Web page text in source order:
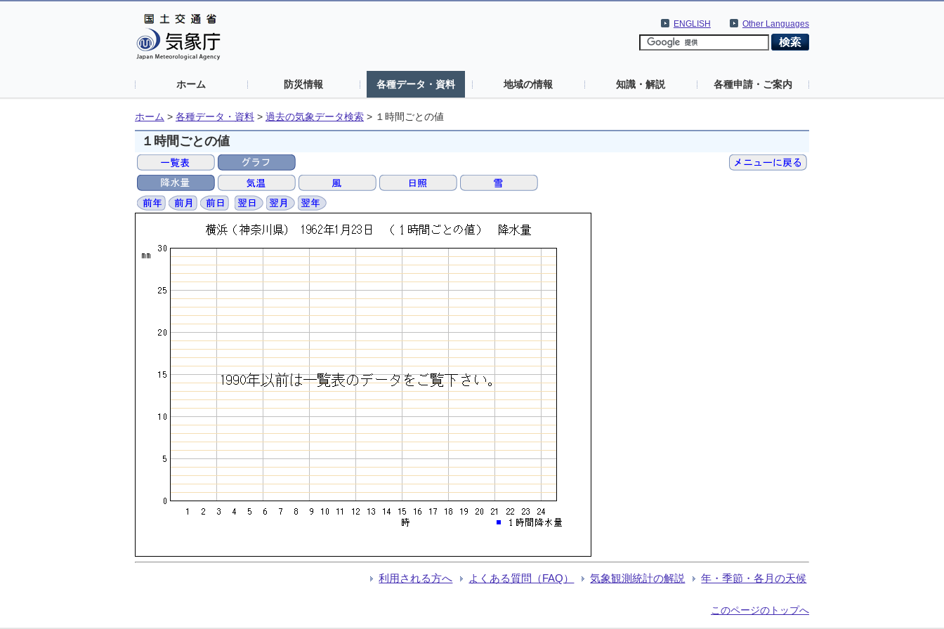
Other Languages
ENGLISH
ホーム 防災情報 各種データ・資料 地域の情報 知識・解説 各種申請・ご案内
ホーム > 各種データ・資料 > 過去の気象データ検索 > １時間ごとの値
１時間ごとの値
利用される方へ よくある質問（FAQ） 気象観測統計の解説 年・季節・各月の天候
このページのトップへ